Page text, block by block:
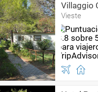
Villaggio
Vieste